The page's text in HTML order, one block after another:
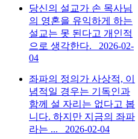
당신의 설교가 손 목사님
의 영혼을 유익하게 하는
설교는 못 된다고 개인적
으로 생각한다.
2026-02-
04
좌파의 정의가 사상적, 이
념적일 경우는 기독인과
함께 설 자리는 없다고 봅
니다. 하지만 지금의 좌파
라는 ...
2026-02-04